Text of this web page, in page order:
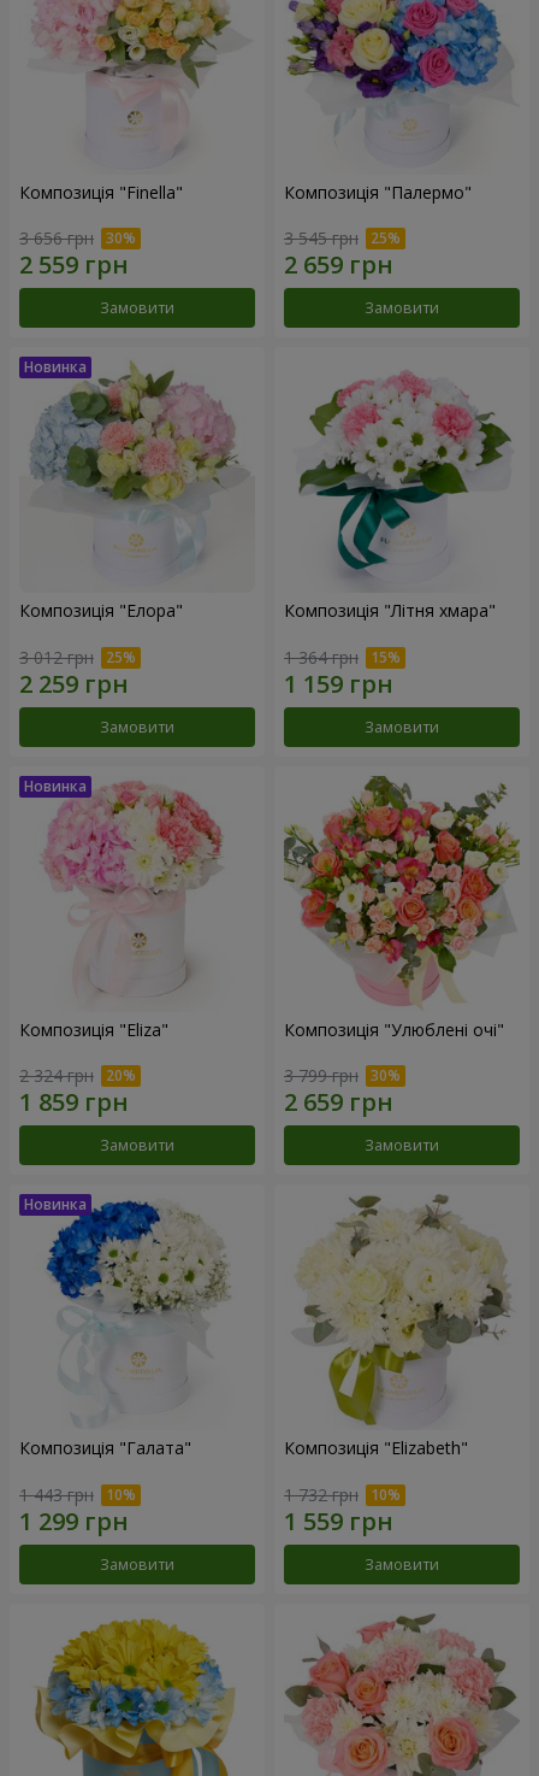
Композиція "Finella"
3 656 грн
Замовити
Композиція "Палермо"
3 545 грн
Замовити
Композиція "Елора"
3 012 грн
Замовити
Композиція "Літня хмара"
1 364 грн
Замовити
Композиція "Eliza"
2 324 грн
Замовити
Композиція "Улюблені очі"
3 799 грн
Замовити
Композиція "Галата"
1 443 грн
Замовити
Композиція "Elizabeth"
1 732 грн
Замовити